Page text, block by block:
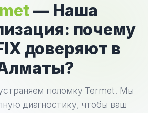
— Наша
почему
доверяют в
поломку Termet. Мы
диагностику, чтобы ваш